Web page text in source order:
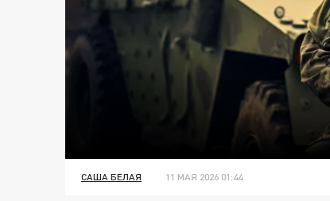
САША БЕЛАЯ 11 МАЯ 2026 01:44